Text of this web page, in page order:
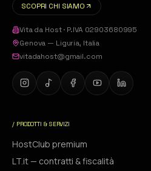
SCOPRI CHI SIAMO
Vita da Host· P.IVA 02903680995
Genova — Liguria, Italia
vitadahost@gmail.com
/ PRODOTTI & SERVIZI
HostClub premium
LT.it — contratti & fiscalità